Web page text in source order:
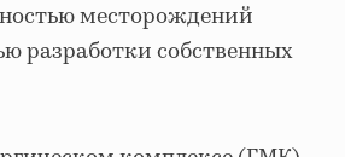
месторождений
разработки собственных